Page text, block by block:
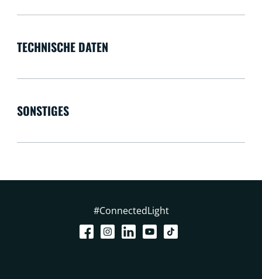
TECHNISCHE DATEN
SONSTIGES
#ConnectedLight